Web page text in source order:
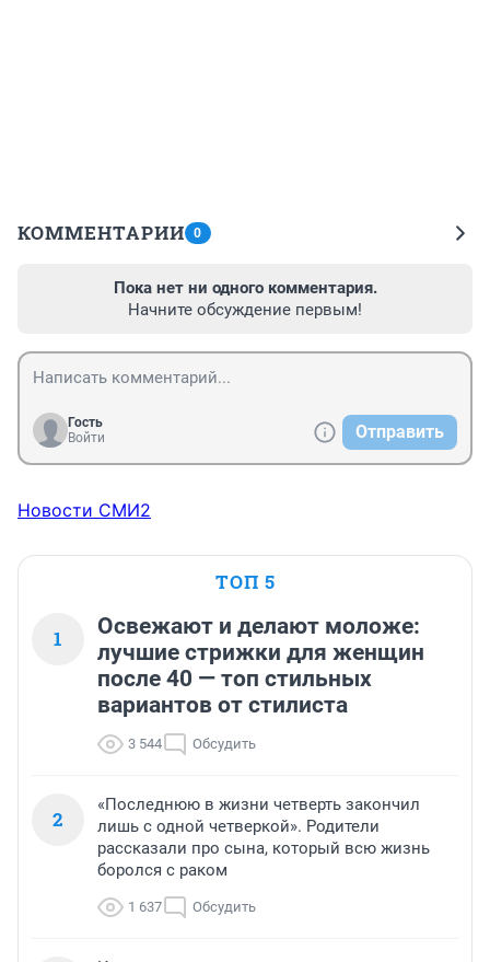
КОММЕНТАРИИ 0
Пока нет ни одного комментария.
Начните обсуждение первым!
Гость
Войти
Отправить
Новости СМИ2
ТОП 5
1
Освежают и делают моложе:
лучшие стрижки для женщин
после 40 — топ стильных
вариантов от стилиста
3 544 Обсудить
2
«Последнюю в жизни четверть закончил
лишь с одной четверкой». Родители
рассказали про сына, который всю жизнь
боролся с раком
1 637 Обсудить